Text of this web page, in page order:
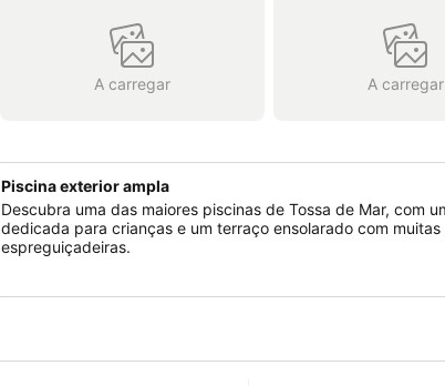
A carregar A carregar
Piscina exterior ampla
Descubra uma das maiores piscinas de Tossa de Mar, com
dedicada para crianças e um terraço ensolarado com muitas
espreguiçadeiras.